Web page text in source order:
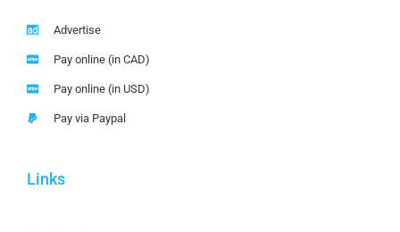
Advertise
Pay online (in CAD)
Pay online (in USD)
Pay via Paypal
Links